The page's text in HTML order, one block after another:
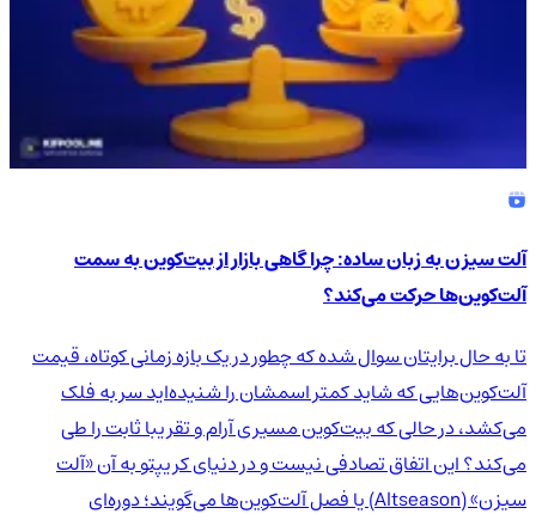
آلت سیزن به زبان ساده: چرا گاهی بازار از بیت‌کوین به سمت
آلت‌کوین‌ها حرکت می‌کند؟
تا به حال برایتان سوال شده که چطور در یک بازه زمانی کوتاه، قیمت
آلت‌کوین‌هایی که شاید کمتر اسمشان را شنیده‌اید سر به فلک
می‌کشد، در حالی که بیت‌کوین مسیری آرام و تقریبا ثابت را طی
می‌کند؟ این اتفاق تصادفی نیست و در دنیای کریپتو به آن «آلت
سیزن» (Altseason) یا فصل آلت‌کوین‌ها می‌گویند؛ دوره‌ای